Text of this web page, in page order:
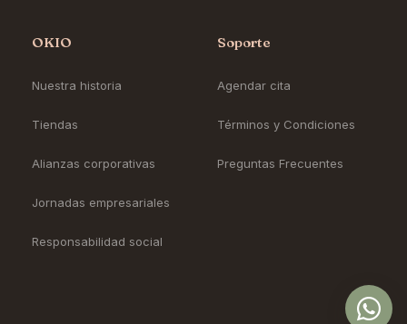
OKIO
Nuestra historia
Tiendas
Alianzas corporativas
Jornadas empresariales
Responsabilidad social
Soporte
Agendar cita
Términos y Condiciones
Preguntas Frecuentes